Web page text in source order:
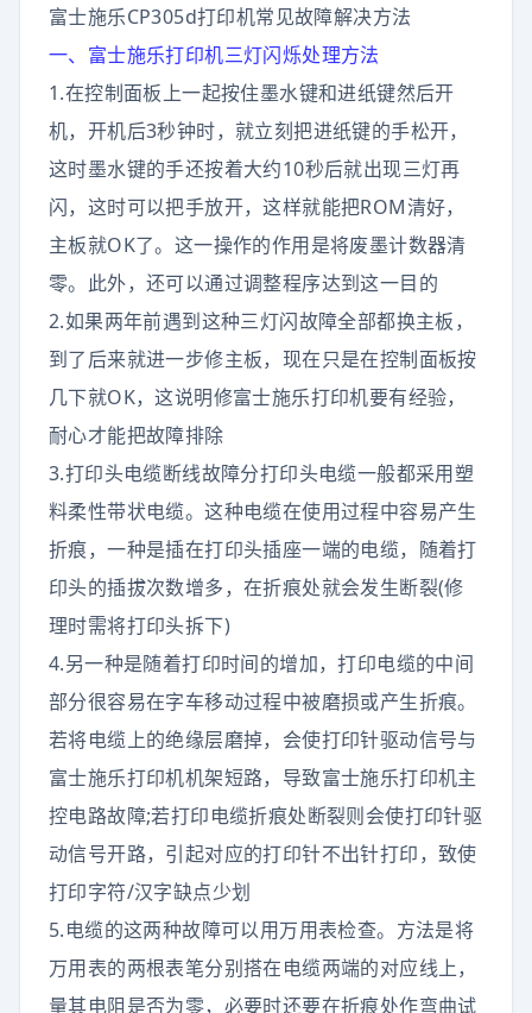
富士施乐CP305d打印机常见故障解决方法
一、富士施乐打印机三灯闪烁处理方法
1.在控制面板上一起按住墨水键和进纸键然后开
机，开机后3秒钟时，就立刻把进纸键的手松开，
这时墨水键的手还按着大约10秒后就出现三灯再
闪，这时可以把手放开，这样就能把ROM清好，
主板就OK了。这一操作的作用是将废墨计数器清
零。此外，还可以通过调整程序达到这一目的
2.如果两年前遇到这种三灯闪故障全部都换主板，
到了后来就进一步修主板，现在只是在控制面板按
几下就OK，这说明修富士施乐打印机要有经验，
耐心才能把故障排除
3.打印头电缆断线故障分打印头电缆一般都采用塑
料柔性带状电缆。这种电缆在使用过程中容易产生
折痕，一种是插在打印头插座一端的电缆，随着打
印头的插拔次数增多，在折痕处就会发生断裂(修
理时需将打印头拆下)
4.另一种是随着打印时间的增加，打印电缆的中间
部分很容易在字车移动过程中被磨损或产生折痕。
若将电缆上的绝缘层磨掉，会使打印针驱动信号与
富士施乐打印机机架短路，导致富士施乐打印机主
控电路故障;若打印电缆折痕处断裂则会使打印针驱
动信号开路，引起对应的打印针不出针打印，致使
打印字符/汉字缺点少划
5.电缆的这两种故障可以用万用表检查。方法是将
万用表的两根表笔分别搭在电缆两端的对应线上，
量其电阻是否为零，必要时还要在折痕处作弯曲试